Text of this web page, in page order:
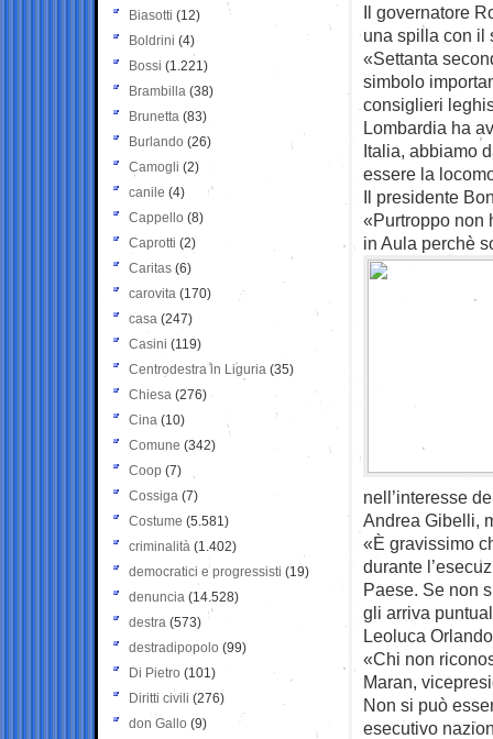
Il governatore
una spilla con il
«Settanta
simbolo
consiglieri
Lombardia ha
Italia, abbiamo
essere la
Il presidente
«Purtroppo non
in Aula perchè
nell’interesse
Andrea Gibelli,
«È gravissimo
durante
Paese. Se non
gli arriva
Leoluca
«Chi non
Maran,
Non si può
esecutivo
Biasotti (12)
Boldrini (4)
Bossi (1.221)
Brambilla (38)
Brunetta (83)
Burlando (26)
Camogli (2)
canile (4)
Cappello (8)
Caprotti (2)
Caritas (6)
carovita (170)
casa (247)
Casini (119)
Centrodestra in Liguria (35)
Chiesa (276)
Cina (10)
Comune (342)
Coop (7)
Cossiga (7)
Costume (5.581)
criminalità (1.402)
democratici e progressisti (19)
denuncia (14.528)
destra (573)
destradipopolo (99)
Di Pietro (101)
Diritti civili (276)
don Gallo (9)